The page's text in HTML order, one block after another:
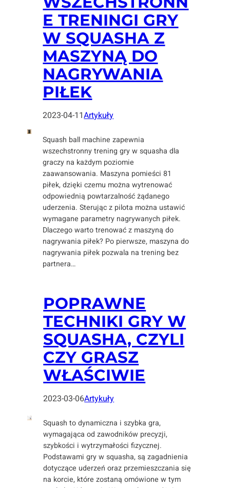
E TRENINGI GRY
W SQUASHA Z
MASZYNĄ DO
NAGRYWANIA
PIŁEK
2023-04-11Artykuły
Squash ball machine zapewnia
wszechstronny trening gry w squasha dla
graczy na każdym poziomie
zaawansowania. Maszyna pomieści 81
piłek, dzięki czemu można wytrenować
odpowiednią powtarzalność żądanego
uderzenia. Sterując z pilota można ustawić
wymagane parametry nagrywanych piłek.
Dlaczego warto trenować z maszyną do
nagrywania piłek? Po pierwsze, maszyna do
nagrywania piłek pozwala na trening bez
partnera…
POPRAWNE
TECHNIKI GRY W
SQUASHA, CZYLI
CZY GRASZ
WŁAŚCIWIE
2023-03-06Artykuły
Squash to dynamiczna i szybka gra,
wymagająca od zawodników precyzji,
szybkości i wytrzymałości fizycznej.
Podstawami gry w squasha, są zagadnienia
dotyczące uderzeń oraz przemieszczania się
na korcie, które zostaną omówione w tym